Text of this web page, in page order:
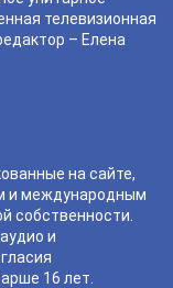
телевизионная
– Елена
на сайте,
и международным
собственности.
и
16 лет.